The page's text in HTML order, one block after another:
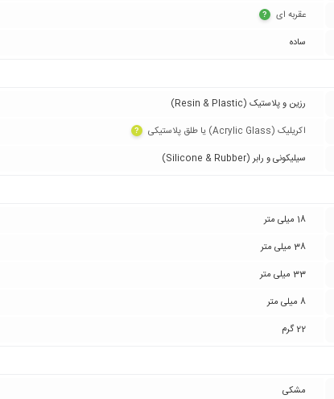
عقربه ای‏ ?
ساده
رزین و پلاستیک (Resin & Plastic)
اکریلیک (Acrylic Glass) یا طلق پلاستیکی‏ ?
سیلیکونی و رابر (Silicone & Rubber)
18 میلی متر
38 میلی متر
33 میلی متر
8 میلی متر
22 گرم
مشکی